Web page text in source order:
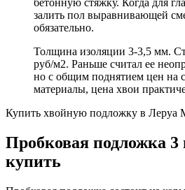
залить пол выравнивающей
обязательно.
Толщина изоляции 3-3,5 мм.
руб/м2. Раньше считал ее
но с общим поднятием цен на
материалы, цена хвои
Купить хвойную подложку в Леруа
Пробковая подложка
купить